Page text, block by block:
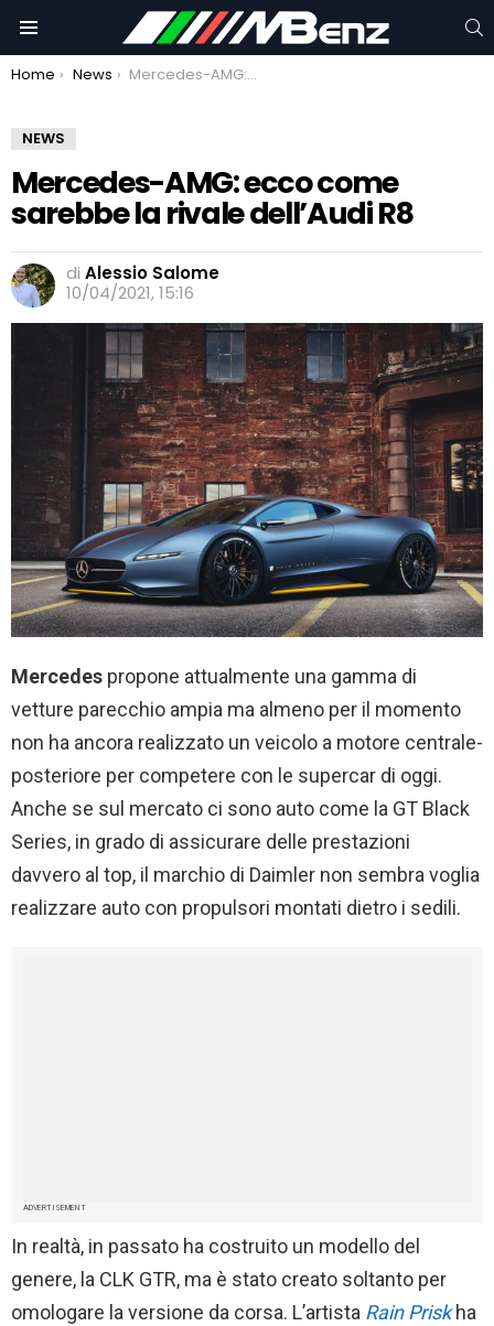
You are here:
Home News Mercedes-AMG: ecco come sarebbe la rivale dell’Audi R8
NEWS
Mercedes-AMG: ecco come
sarebbe la rivale dell’Audi R8
di Alessio Salome
10/04/2021, 15:16
Mercedes propone attualmente una gamma di
vetture parecchio ampia ma almeno per il momento
non ha ancora realizzato un veicolo a motore centrale-
posteriore per competere con le supercar di oggi.
Anche se sul mercato ci sono auto come la GT Black
Series, in grado di assicurare delle prestazioni
davvero al top, il marchio di Daimler non sembra voglia
realizzare auto con propulsori montati dietro i sedili.
ADVERTISEMENT
In realtà, in passato ha costruito un modello del
genere, la CLK GTR, ma è stato creato soltanto per
omologare la versione da corsa. L’artista Rain Priskha